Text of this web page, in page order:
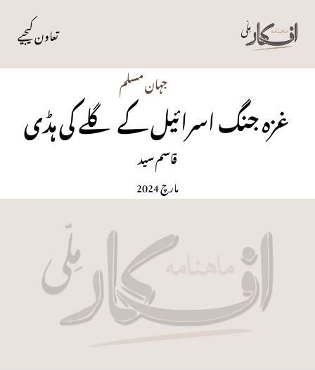
تعاون کیجیے
جہان مسلم
غزہ جنگ اسرائیل کے گلے کی ہڈی
قاسم سید
مارچ 2024